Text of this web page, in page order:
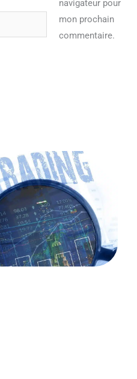
navigateur pour
mon prochain
commentaire.